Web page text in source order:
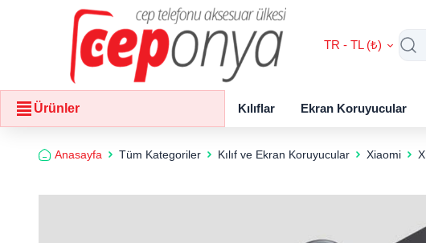
TR - TL (₺)
Ürünler Kılıflar Ekran Koruyucular
Anasayfa Tüm Kategoriler Kılıf ve Ekran Koruyucular Xiaomi